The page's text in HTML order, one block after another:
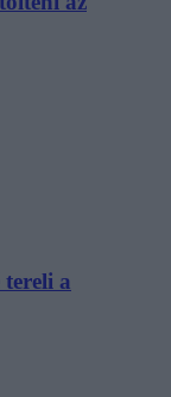
tereli a